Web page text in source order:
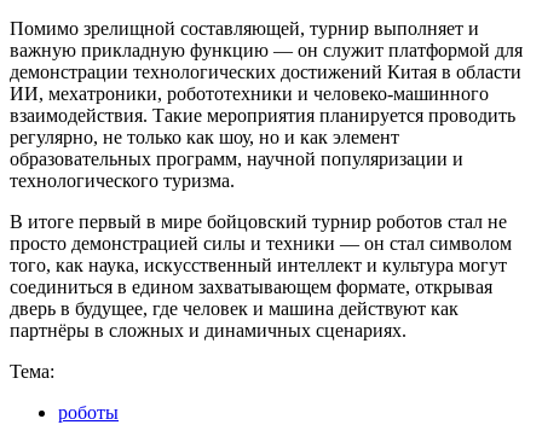
Помимо зрелищной составляющей, турнир выполняет и
важную прикладную функцию — он служит платформой для
демонстрации технологических достижений Китая в области
ИИ, мехатроники, робототехники и человеко-машинного
взаимодействия. Такие мероприятия планируется проводить
регулярно, не только как шоу, но и как элемент
образовательных программ, научной популяризации и
технологического туризма.
В итоге первый в мире бойцовский турнир роботов стал не
просто демонстрацией силы и техники — он стал символом
того, как наука, искусственный интеллект и культура могут
соединиться в едином захватывающем формате, открывая
дверь в будущее, где человек и машина действуют как
партнёры в сложных и динамичных сценариях.
Тема:
роботы